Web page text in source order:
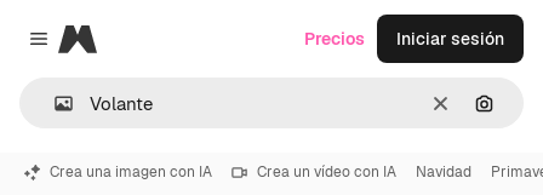
Close menu
Magnific
Borrar
Precios Iniciar sesión
Crea una imagen con IA Crea un vídeo con IA Navidad